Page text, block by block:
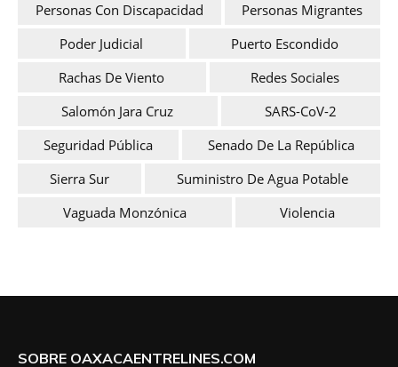
Personas Con Discapacidad
Personas Migrantes
Poder Judicial
Puerto Escondido
Rachas De Viento
Redes Sociales
Salomón Jara Cruz
SARS-CoV-2
Seguridad Pública
Senado De La República
Sierra Sur
Suministro De Agua Potable
Vaguada Monzónica
Violencia
SOBRE OAXACAENTRELINES.COM